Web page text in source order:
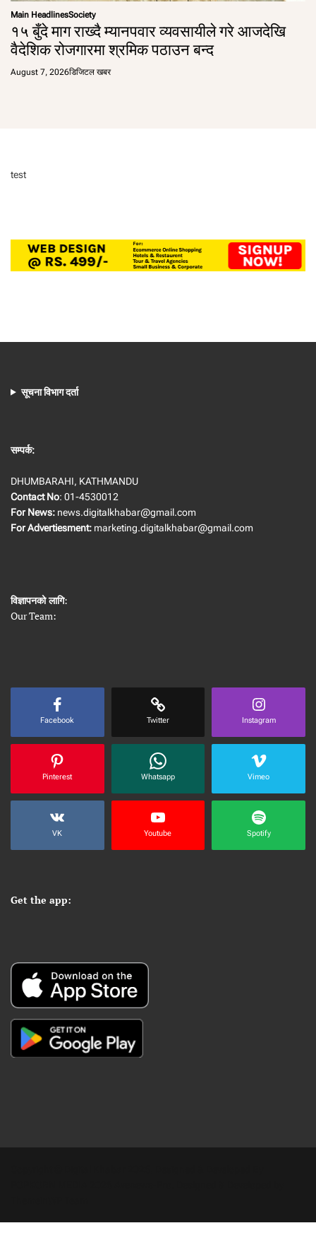
Main HeadlinesSociety
१५ बुँदे माग राख्दै म्यानपवार व्यवसायीले गरे आजदेखि
वैदेशिक रोजगारमा श्रमिक पठाउन बन्द
August 7, 2026डिजिटल खबर
test
सूचना विभाग दर्ता
सम्पर्क:
DHUMBARAHI, KATHMANDU
Contact No: 01-4530012
For News: news.digitalkhabar@gmail.com
For Advertiesment: marketing.digitalkhabar@gmail.com
विज्ञापनको लागि:
Our Team:
Facebook Twitter Instagram
Pinterest Whatsapp Vimeo
VK Youtube Spotify
Get the app: